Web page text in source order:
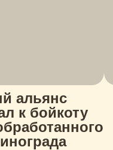
альянс
к бойкоту